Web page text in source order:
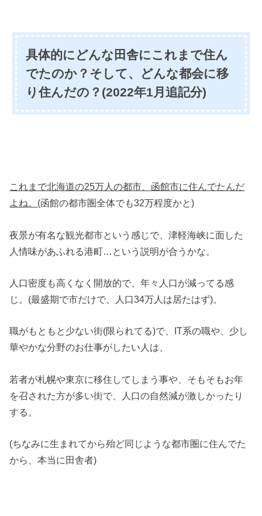
具体的にどんな田舎にこれまで住ん
でたのか？そして、どんな都会に移
り住んだの？(2022年1月追記分)
これまで北海道の25万人の都市、函館市に住んでたんだ
よね。 (函館の都市圏全体でも32万程度かと)
夜景が有名な観光都市という感じで、津軽海峡に面した
人情味があふれる港町…という説明が合うかな。
人口密度も高くなく開放的で、年々人口が減ってる感
じ。(最盛期で市だけで、人口34万人は居たはず)。
職がもともと少ない街(限られてる)で、IT系の職や、少し
華やかな分野のお仕事がしたい人は、
若者が札幌や東京に移住してしまう事や、そもそもお年
を召された方が多い街で、人口の自然減が激しかったり
する。
(ちなみに生まれてから殆ど同じような都市圏に住んでた
から、本当に田舎者)